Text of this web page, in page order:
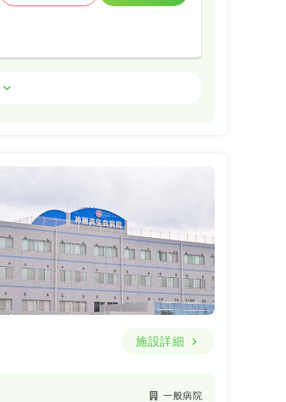
一時募集休止
気になる 詳細を見る
施設詳細
一般病院